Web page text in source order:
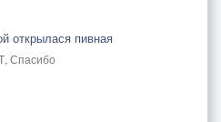
открылася пивная
Спасибо